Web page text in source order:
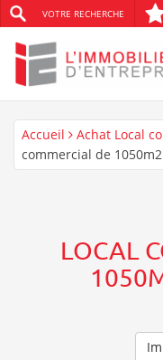
VOTRE RECHERCHE
Accueil Achat Local
commercial de 1050m2
LOCAL